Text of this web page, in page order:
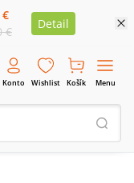
€
€
Detail
Konto Wishlist Košík Menu